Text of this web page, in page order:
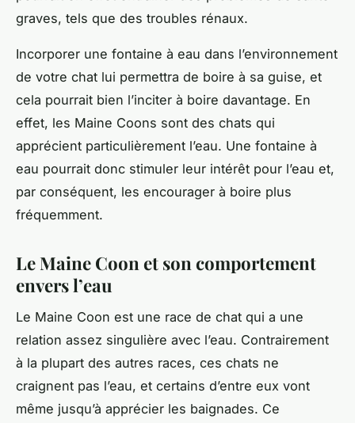
graves, tels que des troubles rénaux.
Incorporer une fontaine à eau dans l’environnement
de votre chat lui permettra de boire à sa guise, et
cela pourrait bien l’inciter à boire davantage. En
effet, les Maine Coons sont des chats qui
apprécient particulièrement l’eau. Une fontaine à
eau pourrait donc stimuler leur intérêt pour l’eau et,
par conséquent, les encourager à boire plus
fréquemment.
Le Maine Coon et son comportement
envers l’eau
Le Maine Coon est une race de chat qui a une
relation assez singulière avec l’eau. Contrairement
à la plupart des autres races, ces chats ne
craignent pas l’eau, et certains d’entre eux vont
même jusqu’à apprécier les baignades. Ce